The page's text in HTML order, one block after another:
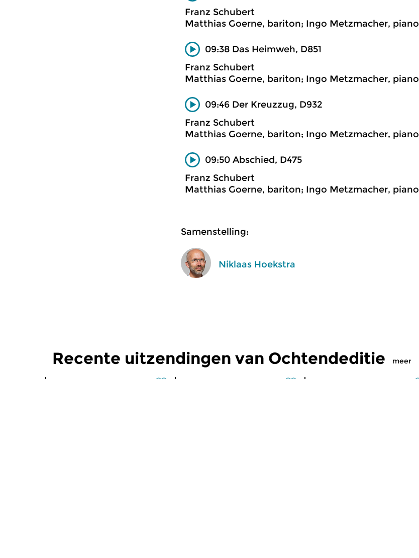
Franz Schubert
Matthias Goerne, bariton; Ingo Metzmacher, piano
09:38 Das Heimweh, D851
Franz Schubert
Matthias Goerne, bariton; Ingo Metzmacher, piano
09:46 Der Kreuzzug, D932
Franz Schubert
Matthias Goerne, bariton; Ingo Metzmacher, piano
09:50 Abschied, D475
Franz Schubert
Matthias Goerne, bariton; Ingo Metzmacher, piano
Samenstelling:
Niklaas Hoekstra
Recente uitzendingen van Ochtendeditie meer